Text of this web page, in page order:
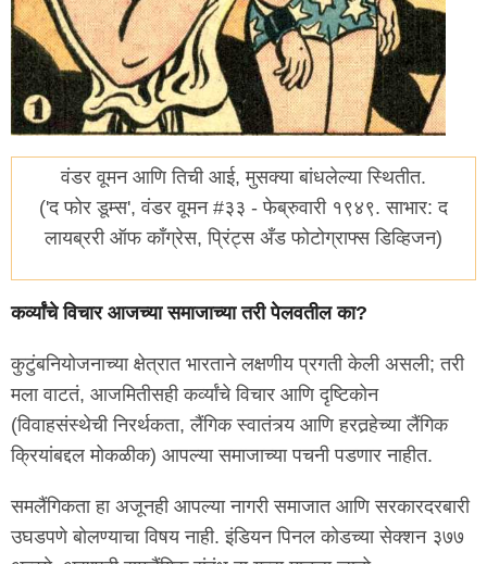
वंडर वूमन आणि तिची आई, मुसक्या बांधलेल्या स्थितीत.
('द फोर डूम्स', वंडर वूमन #३३ - फेब्रुवारी १९४९. साभार: द
लायब्ररी ऑफ काँग्रेस, प्रिंट्स अँड फोटोग्राफ्स डिव्हिजन)
कर्व्यांचे विचार आजच्या समाजाच्या तरी पेलवतील का?
कुटुंबनियोजनाच्या क्षेत्रात भारताने लक्षणीय प्रगती केली असली; तरी
मला वाटतं, आजमितीसही कर्व्यांचे विचार आणि दृष्टिकोन
(विवाहसंस्थेची निरर्थकता, लैंगिक स्वातंत्र्य आणि हरतर्‍हेच्या लैंगिक
क्रियांबद्दल मोकळीक) आपल्या समाजाच्या पचनी पडणार नाहीत.
समलैंगिकता हा अजूनही आपल्या नागरी समाजात आणि सरकारदरबारी
उघडपणे बोलण्याचा विषय नाही. इंडियन पिनल कोडच्या सेक्शन ३७७